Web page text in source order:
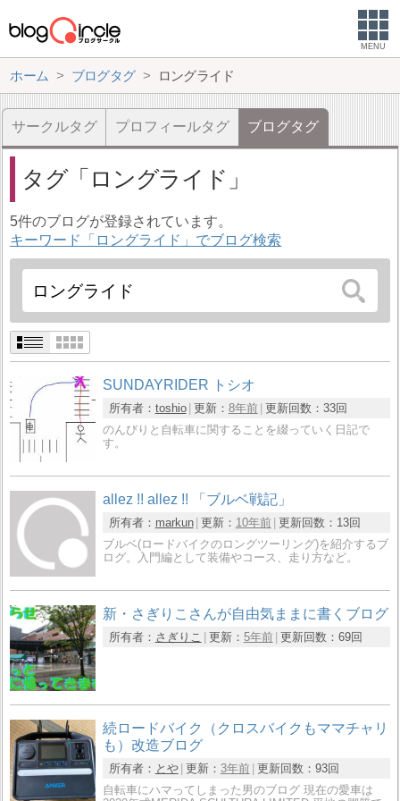
MENU
ホーム ブログタグ ロングライド
サークルタグ プロフィールタグ ブログタグ
タグ ロングライド
5件のブログが登録されています。
キーワード「ロングライド」でブログ検索
SUNDAYRIDER トシオ
所有者： toshio 更新： 8年前 更新回数： 33回
のんびりと自転車に関することを綴っていく日記で
す。
allez !! allez !! 「ブルベ戦記」
所有者： markun 更新： 10年前 更新回数： 13回
ブルベ(ロードバイクのロングツーリング)を紹介するブ
ログ。入門編として装備やコース、走り方など。
新・さぎりこさんが自由気ままに書くブログ
所有者： さぎりこ 更新： 5年前 更新回数： 69回
続ロードバイク（クロスバイクもママチャリ
も）改造ブログ
所有者： とや 更新： 3年前 更新回数： 93回
自転車にハマってしまった男のブログ 現在の愛車は